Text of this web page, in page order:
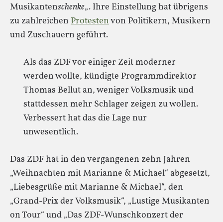
Musikantenschenke„. Ihre Einstellung hat übrigens
zu zahlreichen Protestenvon Politikern, Musikern
und Zuschauern geführt.
Als das ZDF vor einiger Zeit moderner
werden wollte, kündigte Programmdirektor
Thomas Bellut an, weniger Volksmusik und
stattdessen mehr Schlager zeigen zu wollen.
Verbessert hat das die Lage nur
unwesentlich.
Das ZDF hat in den vergangenen zehn Jahren
„Weihnachten mit Marianne & Michael“ abgesetzt,
„Liebesgrüße mit Marianne & Michael“, den
„Grand-Prix der Volksmusik“, „Lustige Musikanten
on Tour“ und „Das ZDF-Wunschkonzert der